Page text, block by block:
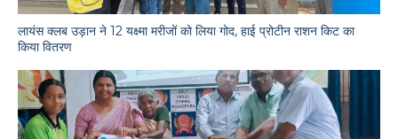
लायंस क्लब उड़ान ने 12 यक्ष्मा मरीजों को लिया गोद, हाई प्रोटीन राशन किट का
किया वितरण